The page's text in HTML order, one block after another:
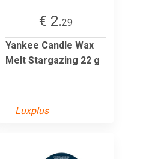
€ 2.29
Yankee Candle Wax
Melt Stargazing 22 g
Luxplus